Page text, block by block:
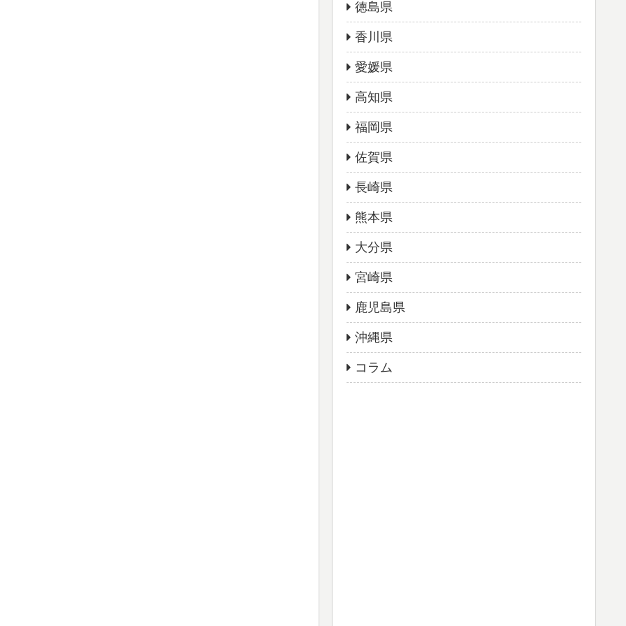
徳島県
香川県
愛媛県
高知県
福岡県
佐賀県
長崎県
熊本県
大分県
宮崎県
鹿児島県
沖縄県
コラム